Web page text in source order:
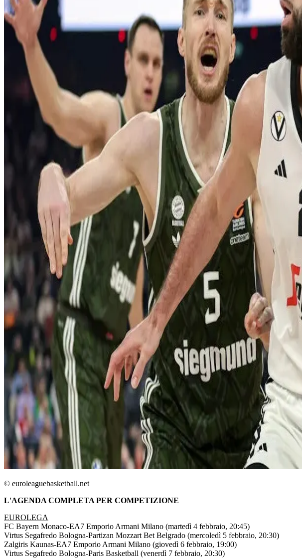
© euroleaguebasketball.net
L'AGENDA COMPLETA PER COMPETIZIONE
EUROLEGA
FC Bayern Monaco-EA7 Emporio Armani Milano (martedì 4 febbraio, 20:45)
Virtus Segafredo Bologna-Partizan Mozzart Bet Belgrado (mercoledì 5 febbraio, 20:30)
Zalgiris Kaunas-EA7 Emporio Armani Milano (giovedì 6 febbraio, 19:00)
Virtus Segafredo Bologna-Paris Basketball (venerdì 7 febbraio, 20:30)